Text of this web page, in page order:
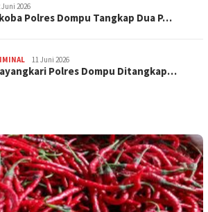
Juni 2026
Polres Dompu Tangkap Dua P…
11 Juni 2026
Polres Dompu Ditangkap…